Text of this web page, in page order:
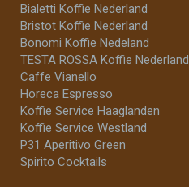
Bialetti Koffie Nederland
Bristot Koffie Nederland
Bonomi Koffie Nedeland
TESTA ROSSA Koffie Nederland
Caffe Vianello
Horeca Espresso
Koffie Service Haaglanden
Koffie Service Westland
P31 Aperitivo Green
Spirito Cocktails